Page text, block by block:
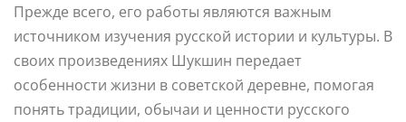
Прежде всего, его работы являются важным
источником изучения русской истории и культуры. В
своих произведениях Шукшин передает
особенности жизни в советской деревне, помогая
понять традиции, обычаи и ценности русского